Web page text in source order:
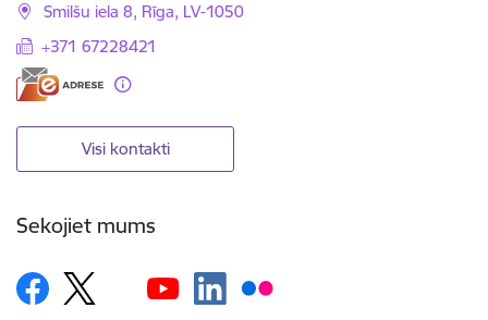
Smilšu iela 8, Rīga, LV-1050
+371 67228421
Visi kontakti
Sekojiet mums